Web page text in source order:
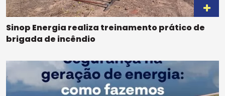
Sinop Energia realiza treinamento prático de
brigada de incêndio